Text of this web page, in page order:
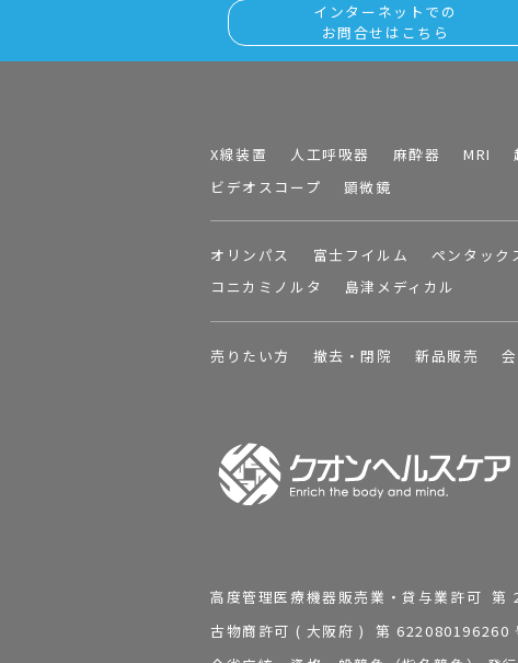
インターネットでの
お問合せはこちら
X線装置 人工呼吸器 麻酔器 MRI
ビデオスコープ
顕微鏡
オリンパス 富士フイルム ペンタック
コニカミノルタ
島津メディカル
売りたい方 撤去・閉院 新品販売
高度管理医療機器販売業・貸与業許可
古物商許可 ( 大阪府 ) 第